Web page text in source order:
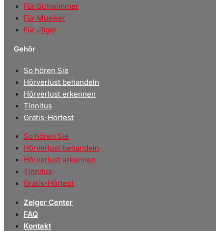
Für Schwimmer
Für Musiker
Für Jäger
Gehör
So hören Sie
Hörverlust behandeln
Hörverlust erkennen
Tinnitus
Gratis-Hörtest
So hören Sie
Hörverlust behandeln
Hörverlust erkennen
Tinnitus
Gratis-Hörtest
Zelger Center
FAQ
Kontakt